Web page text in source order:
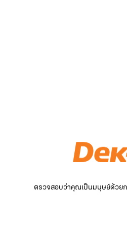
ตรวจสอบว่าคุณเป็นมนุษย์ด้วยก